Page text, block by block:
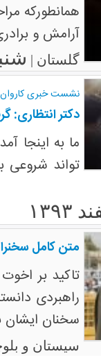
همانطورکه
آرامش و
گلستان | شنبه ۲
نشست خبری کاروان
دکتر انتظاری:
ما به اینجا
تواند
متن کامل
تاکید بر
راهبردی
سخنان ایشان
سیستان و